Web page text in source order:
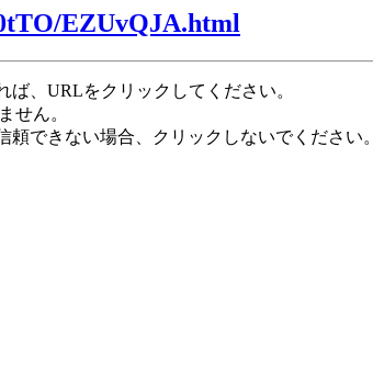
EZUvQJA.html
ば、URLをクリックしてください。
せん。
できない場合、クリックしないでください。